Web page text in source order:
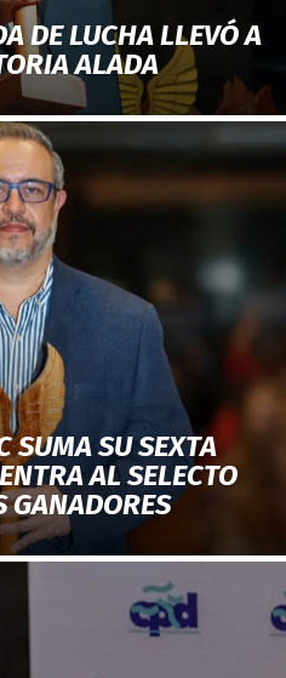
DE LUCHA LLEVÓ A
ALADA
SUMA SU SEXTA
AL SELECTO
GANADORES